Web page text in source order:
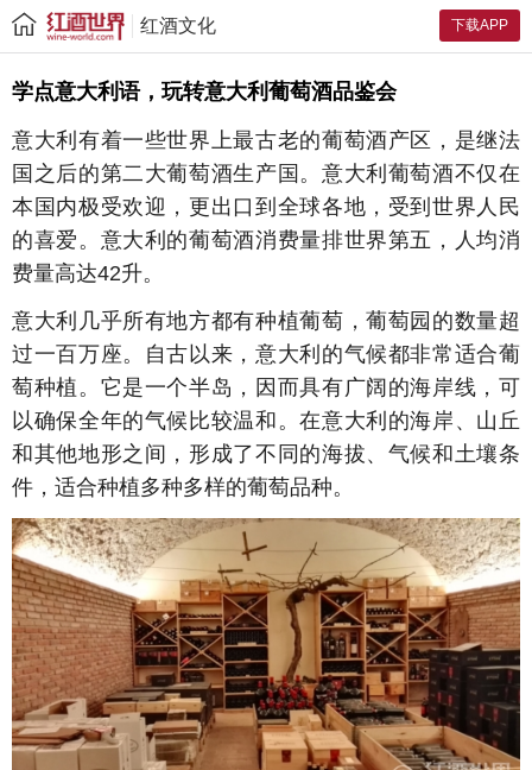
下载APP
红酒文化
学点意大利语，玩转意大利葡萄酒品鉴会
意大利有着一些世界上最古老的葡萄酒产区，是继法
国之后的第二大葡萄酒生产国。意大利葡萄酒不仅在
本国内极受欢迎，更出口到全球各地，受到世界人民
的喜爱。意大利的葡萄酒消费量排世界第五，人均消
费量高达42升。
意大利几乎所有地方都有种植葡萄，葡萄园的数量超
过一百万座。自古以来，意大利的气候都非常适合葡
萄种植。它是一个半岛，因而具有广阔的海岸线，可
以确保全年的气候比较温和。在意大利的海岸、山丘
和其他地形之间，形成了不同的海拔、气候和土壤条
件，适合种植多种多样的葡萄品种。